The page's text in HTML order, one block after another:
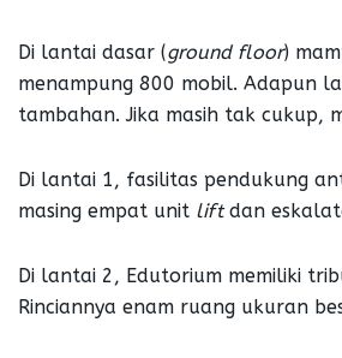
Di lantai dasar (ground floor)
menampung 800 mobil. Adapun
tambahan. Jika masih tak cukup,
Di lantai 1, fasilitas pendukung
masing empat unit liftdan
Di lantai 2, Edutorium memiliki
Rinciannya enam ruang ukuran